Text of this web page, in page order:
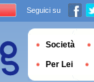
Seguici su
Società
Per Lei